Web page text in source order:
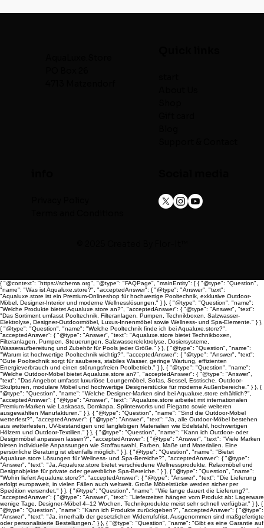
{ "@context": "https://schema.org", "@type": "FAQPage", "mainEntity": [ { "@type": "Question",
"name": "Was ist Aqualuxe.store?", "acceptedAnswer": { "@type": "Answer", "text":
"Aqualuxe.store ist ein Premium-Onlineshop für hochwertige Pooltechnik, exklusive Outdoor-
Möbel, Designer-Interior und moderne Wellnesslösungen." } }, { "@type": "Question", "name":
"Welche Produkte bietet Aqualuxe.store an?", "acceptedAnswer": { "@type": "Answer", "text":
"Das Sortiment umfasst Pooltechnik, Filteranlagen, Pumpen, Technikboxen, Salzwasser-
Elektrolyse, Designer-Outdoormöbel, Luxus-Innenmöbel sowie Wellness- und Spa-Elemente." } },
{ "@type": "Question", "name": "Welche Pooltechnik finde ich bei Aqualuxe.store?",
"acceptedAnswer": { "@type": "Answer", "text": "Aqualuxe.store bietet Technikboxen,
Filteranlagen, Pumpen, Steuerungen, Salzwasserelektrolyse, Dosiersysteme,
Wasseraufbereitung und Zubehör für Pools jeder Größe." } }, { "@type": "Question", "name":
"Warum ist hochwertige Pooltechnik wichtig?", "acceptedAnswer": { "@type": "Answer", "text":
"Gute Pooltechnik sorgt für sauberes, stabiles Wasser, geringe Wartung, effizienten
Energieverbrauch und einen störungsfreien Poolbetrieb." } }, { "@type": "Question", "name":
"Welche Outdoor-Möbel bietet Aqualuxe.store an?", "acceptedAnswer": { "@type": "Answer",
"text": "Das Angebot umfasst luxuriöse Loungemöbel, Sofas, Sessel, Esstische, Outdoor-
Skulpturen, modulare Möbel und hochwertige Designerstücke für moderne Außenbereiche." } }, {
"@type": "Question", "name": "Welche Designer-Marken sind bei Aqualuxe.store erhältlich?",
"acceptedAnswer": { "@type": "Answer", "text": "Aqualuxe.store arbeitet mit internationalen
Premium-Marken wie Laskasas, Domkapa, Splinterworks und Piegatto sowie weiteren
ausgewählten Manufakturen." } }, { "@type": "Question", "name": "Sind die Outdoor-Möbel
wetterfest?", "acceptedAnswer": { "@type": "Answer", "text": "Ja, alle Outdoor-Möbel bestehen
aus wetterfesten, UV-beständigen und langlebigen Materialien wie Edelstahl, hochwertigen
Hölzern und Outdoor-Textilien." } }, { "@type": "Question", "name": "Kann ich Outdoor- oder
Designmöbel anpassen lassen?", "acceptedAnswer": { "@type": "Answer", "text": "Viele Marken
bieten individuelle Anpassungen wie Stoffauswahl, Farben, Maße und Materialien. Eine
persönliche Beratung ist ebenfalls möglich." } }, { "@type": "Question", "name": "Bietet
Aqualuxe.store Lösungen für Wellness- und Spa-Bereiche?", "acceptedAnswer": { "@type":
"Answer", "text": "Ja, Aqualuxe.store bietet verschiedene Wellnessprodukte, Relaxmöbel und
Designobjekte für private oder gewerbliche Spa-Bereiche." } }, { "@type": "Question", "name":
"Wohin liefert Aqualuxe.store?", "acceptedAnswer": { "@type": "Answer", "text": "Die Lieferung
erfolgt europaweit, in vielen Fällen auch weltweit. Große Möbelstücke werden sicher per
Spedition versendet." } }, { "@type": "Question", "name": "Wie lange dauert die Lieferung?",
"acceptedAnswer": { "@type": "Answer", "text": "Lieferzeiten hängen vom Produkt ab: Lagerware
wenige Tage, Designer-Möbel 4–12 Wochen, Technikprodukte meist sehr schnell verfügbar." } }, {
"@type": "Question", "name": "Kann ich Produkte zurückgeben?", "acceptedAnswer": { "@type":
"Answer", "text": "Ja, innerhalb der gesetzlichen Widerrufsfrist. Ausgenommen sind maßgefertigte
oder personalisierte Bestellungen." } }, { "@type": "Question", "name": "Gibt es eine Garantie auf